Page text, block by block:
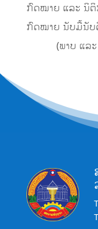
ກົດໝາຍ ແລະ ນິຕິ
ກົດໝາຍ ນັບມື້ນັບ
(ພາບ ແລ